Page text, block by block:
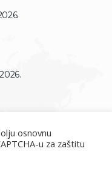
osnovnu
u za zaštitu